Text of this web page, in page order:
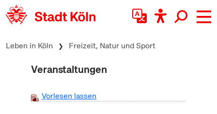
zum Inhalt springen
Leben in Köln Freizeit, Natur und Sport
Veranstaltungen
Vorlesen lassen